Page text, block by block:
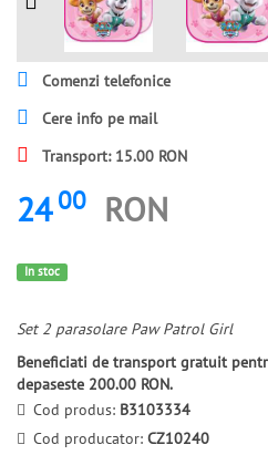
Comenzi telefonice
Cere info pe mail
Transport: 15.00 RON
24 00 RON
In stoc
Set 2 parasolare Paw Patrol Girl
Beneficiati de transport gratuit
depaseste 200.00 RON.
Cod produs: B3103334
Cod producator: CZ10240